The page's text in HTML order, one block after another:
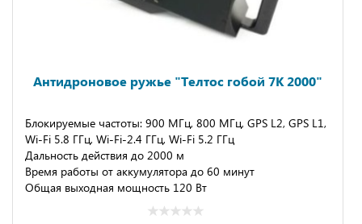
Антидроновое ружье "Телтос гобой 7К 2000"
Блокируемые частоты: 900 МГц, 800 МГц, GPS L2, GPS L1,
Wi-Fi 5.8 ГГц, Wi-Fi-2.4 ГГц, Wi-Fi 5.2 ГГц
Дальность действия до 2000 м
Время работы от аккумулятора до 60 минут
Общая выходная мощность 120 Вт